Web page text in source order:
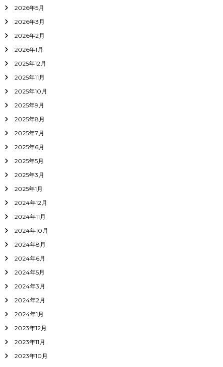
2026年5月
2026年3月
2026年2月
2026年1月
2025年12月
2025年11月
2025年10月
2025年9月
2025年8月
2025年7月
2025年6月
2025年5月
2025年3月
2025年1月
2024年12月
2024年11月
2024年10月
2024年8月
2024年6月
2024年5月
2024年3月
2024年2月
2024年1月
2023年12月
2023年11月
2023年10月